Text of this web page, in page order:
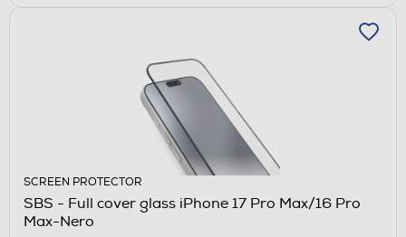
SCREEN PROTECTOR
SBS - Full cover glass iPhone 17 Pro Max/16 Pro
Max-Nero